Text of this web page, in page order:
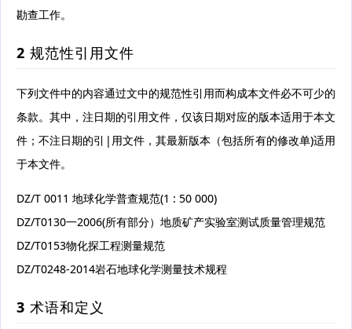
勘查工作。
2 规范性引用文件
下列文件中的内容通过文中的规范性引用而构成本文件必不可少的
条款。其中，注日期的引用文件，仅该日期对应的版本适用于本文
件；不注日期的引|用文件，其最新版本（包括所有的修改单)适用
于本文件。
DZ/T 0011 地球化学普查规范(1 : 50 000)
DZ/T0130一2006(所有部分）地质矿产实验室测试质量管理规范
DZ/T0153物化探工程测量规范
DZ/T0248-2014岩石地球化学测量技术规程
3 术语和定义